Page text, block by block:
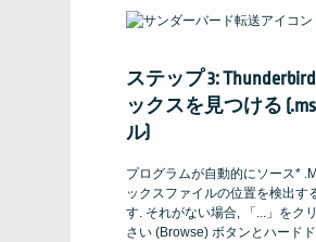
ステップ 3:
ックスを見つける
ル)
プログラムが自動的にソース*
ックスファイルの位置を検出す
す. それがない場合, 「...」をク
さい (Browse) ボタンとハード